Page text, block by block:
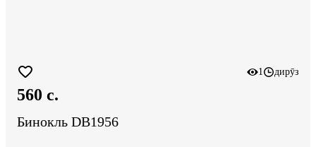
1 дирӯз
560 c.
Бинокль DB1956